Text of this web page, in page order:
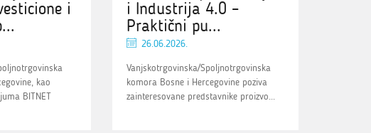
i
kao
BITNET
i Industrija 4.0 –
Praktični pu...
26.06.2026.
Vanjskotrgovinska/Spoljnotrgovinska
komora Bosne i Hercegovine poziva
zainteresovane predstavnike proizvo...